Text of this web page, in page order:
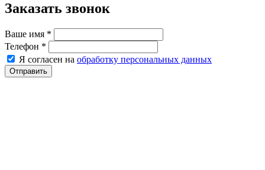
Заказать звонок
Ваше имя *
Телефон *
Я согласен на обработку персональных данных